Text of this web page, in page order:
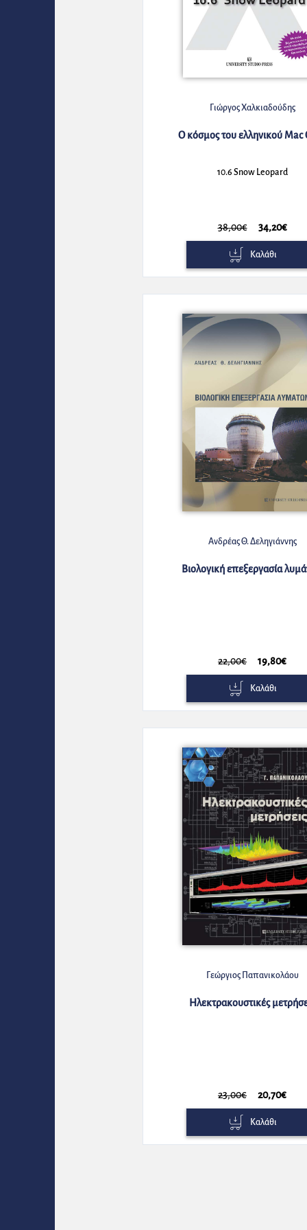
Γιώργος Χαλκιαδούδης
Ο κόσμος του ελληνικού Mac
10.6 Snow Leopard
38,00€ 34,20€
Καλάθι
Ανδρέας Θ. Δεληγιάννης
Βιολογική επεξεργασία
22,00€ 19,80€
Καλάθι
Γεώργιος Παπανικολάου
Ηλεκτρακουστικές
23,00€ 20,70€
Καλάθι